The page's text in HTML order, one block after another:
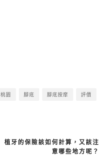
桃園 腳底 腳底按摩 評價
植牙的保險該如何計算，又該注
意哪些地方呢？